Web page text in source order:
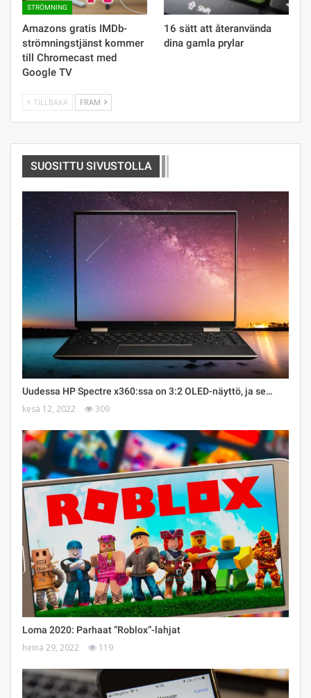
STRÖMNING
Amazons gratis IMDb-
strömningstjänst kommer
till Chromecast med
Google TV
16 sätt att återanvända
dina gamla prylar
TILLBAKA FRAM
SUOSITTU SIVUSTOLLA
Uudessa HP Spectre x360:ssa on 3:2 OLED-näyttö, ja se…
kesä 12, 2022 309
Loma 2020: Parhaat ”Roblox”-lahjat
heinä 29, 2022 119